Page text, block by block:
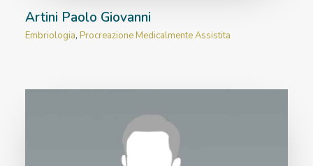
Artini Paolo Giovanni
Embriologia, Procreazione Medicalmente Assistita